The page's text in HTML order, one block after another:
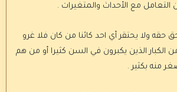
مع الأحداث والمتغيرات .
ولا يحتقر أي احد كائنا من كان فلا غرو
الكبار الذين يكبرون في السن كثيرا أو من هم
منه بكثير .